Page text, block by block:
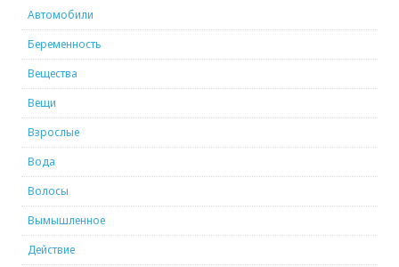
Автомобили
Беременность
Вещества
Вещи
Взрослые
Вода
Волосы
Вымышленное
Действие